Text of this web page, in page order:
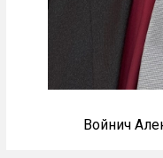
Войнич